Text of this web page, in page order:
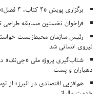
برگزاری پویش «۴ کتاب، ۴ فصل» در مراکز کانون البرز
فراخوان نخستین مسابقه
رئیس سازمان محیط‌زیست
نیروی انسانی شد
شتاب‌گیری پروژه ملی «جی‌نف»
دهیاران و پست
هم‌افزایی اقتصادی در البرز؛ از